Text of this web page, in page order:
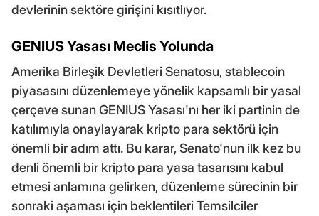
devlerinin sektöre girişini kısıtlıyor.
GENIUS Yasası Meclis Yolunda
Amerika Birleşik Devletleri Senatosu, stablecoin
piyasasını düzenlemeye yönelik kapsamlı bir yasal
çerçeve sunan GENIUS Yasası'nı her iki partinin de
katılımıyla onaylayarak kripto para sektörü için
önemli bir adım attı. Bu karar, Senato'nun ilk kez bu
denli önemli bir kripto para yasa tasarısını kabul
etmesi anlamına gelirken, düzenleme sürecinin bir
sonraki aşaması için beklentileri Temsilciler